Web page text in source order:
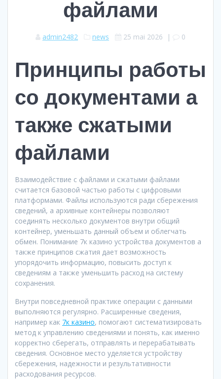
файлами
admin2482 news 25 mai 2026 | 0
Принципы работы
со документами а
также сжатыми
файлами
Взаимодействие с файлами и сжатыми файлами
считается базовой частью работы с цифровыми
платформами. Файлы используются ради сбережения
сведений, а архивные контейнеры позволяют
соединять несколько документов внутри общий
контейнер, уменьшать данный объем и облегчать
обмен. Понимание 7к казино устройства документов а
также принципов сжатия дает возможность
упорядочить информацию, повысить доступ к
сведениям а также уменьшить расход на систему
сохранения.
Внутри повседневной практике операции с данными
выполняются регулярно. Расширенные сведения,
например как 7к казино, помогают систематизировать
метод к управлению сведениями и понять, как именно
корректно сберегать, отправлять и перерабатывать
сведения. Основное место уделяется устройству
сбережения, надежности и результативности
расходования ресурсов.